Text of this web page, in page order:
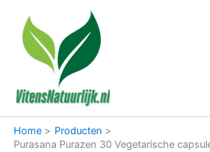
inhoud
Home
Producten
Purasana Purazen 30 Vegetarische